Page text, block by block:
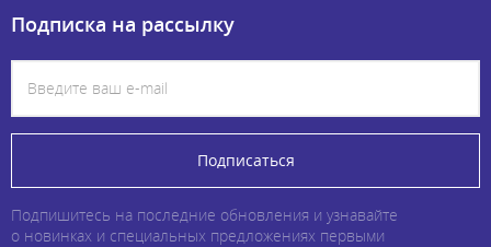
Подписка на рассылку
Подписаться
Подпишитесь на последние обновления и узнавайте
о новинках и специальных предложениях первыми